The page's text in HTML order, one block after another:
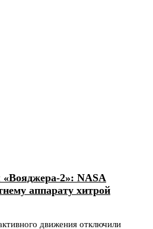
2»: NASA
аппарату хитрой
движения отключили